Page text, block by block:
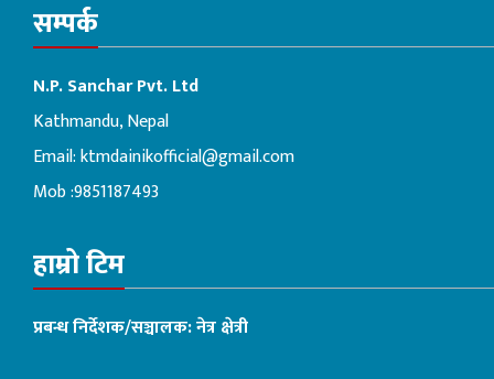
सम्पर्क
N.P. Sanchar Pvt. Ltd
Kathmandu, Nepal
Email:ktmdainikofficial@gmail.com
Mob :9851187493
हाम्रो टिम
प्रबन्ध निर्देशक/सञ्चालक: नेत्र क्षेत्री